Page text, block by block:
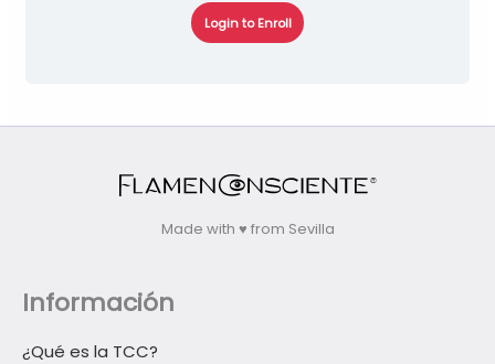
Login to Enroll
Made with ♥ from Sevilla
Información
¿Qué es la TCC?